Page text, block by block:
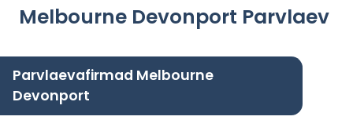
Melbourne Devonport Parvlaev
Parvlaevafirmad Melbourne
Devonport